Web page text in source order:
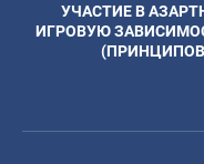
УЧАСТИЕ В
ИГРОВУЮ